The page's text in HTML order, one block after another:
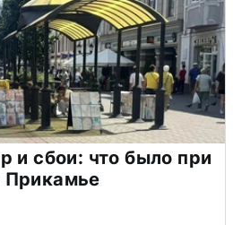
и сбои: что было при